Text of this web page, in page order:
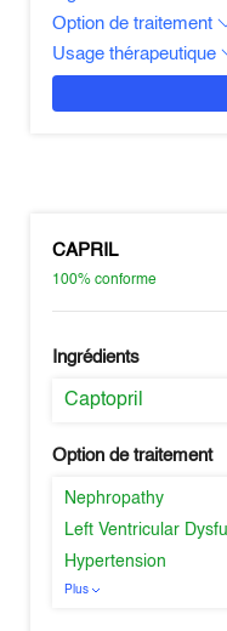
Option de traitement
Usage thérapeutique
CAPRIL
100%conforme
Ingrédients
Captopril
Option de traitement
Nephropathy
Left Ventricular
Hypertension
Plus